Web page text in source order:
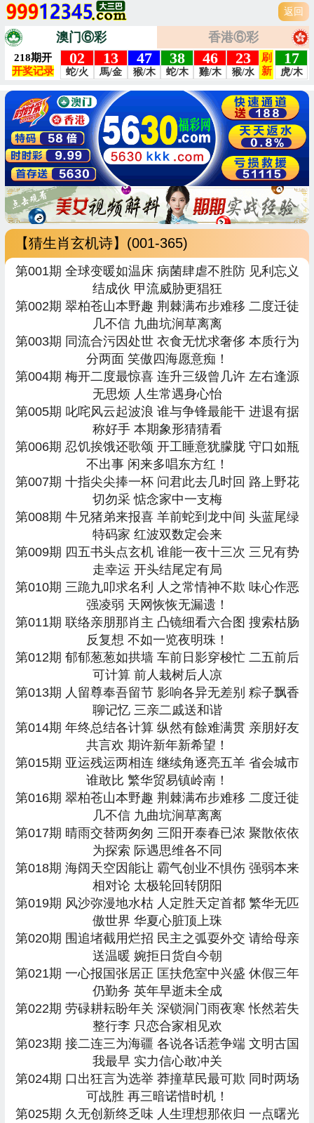
返回
澳门⑥彩 香港⑥彩
【猜生肖玄机诗】(001-365)
第001期 全球变暖如温床 病菌肆虐不胜防 见利忘义
结成伙 甲流威胁更猖狂
第002期 翠柏苍山本野趣 荆棘满布步难移 二度迁徒
几不信 九曲坑涧草离离
第003期 同流合污因处世 衣食无忧求奢侈 本质行为
分两面 笑傲四海愿意痴！
第004期 梅开二度最惊喜 连升三级曾几许 左右逢源
无思烦 人生常遇身心怡
第005期 叱咤风云起波浪 谁与争锋最能干 进退有据
称好手 本期象形猜猜看
第006期 忍饥挨饿还歌颂 开工睡意犹朦胧 守口如瓶
不出事 闲来多唱东方红！
第007期 十指尖尖捧一杯 问君此去几时回 路上野花
切勿采 惦念家中一支梅
第008期 牛兄猪弟来报喜 羊前蛇到龙中间 头蓝尾绿
特码家 红波双数定会来
第009期 四五书头点玄机 谁能一夜十三次 三兄有势
走幸运 开头结尾定有局
第010期 三跪九叩求名利 人之常情神不欺 味心作恶
强凌弱 天网恢恢无漏遗！
第011期 联络亲朋那肖主 凸镜细看六合图 搜索枯肠
反复想 不如一览夜明珠！
第012期 郁郁葱葱如拱墙 车前日影穿梭忙 二五前后
可计算 前人栽树后人凉
第013期 人留尊奉吾留节 影响各异无差别 粽子飘香
聊记忆 三亲二戚送和谐
第014期 年终总结各计算 纵然有餘难满贯 亲朋好友
共言欢 期许新年新希望！
第015期 亚运残运两相连 继续角逐亮五羊 省会城市
谁敢比 繁华贸易镇岭南！
第016期 翠柏苍山本野趣 荆棘满布步难移 二度迁徙
几不信 九曲坑涧草离离
第017期 晴雨交替两匆匆 三阳开泰春已浓 聚散依依
为探索 际遇思维各不同
第018期 海阔天空因能让 霸气创业不惧伤 强弱本来
相对论 太极轮回转阴阳
第019期 风沙弥漫地水枯 人定胜天定首都 繁华无匹
傲世界 华夏心脏顶上珠
第020期 围追堵截用烂招 民主之弧耍外交 请给母亲
送温暖 婉拒日货自今朝
第021期 一心报国张居正 匡扶危室中兴盛 休假三年
仍勤务 英年早逝未全成
第022期 劳碌耕耘盼年关 深锁洞门雨夜寒 怅然若失
整行李 只恋合家相见欢
第023期 接二连三为海疆 各说各话惹争端 文明古国
我最早 实力信心敢冲关
第024期 口出狂言为选举 莽撞草民最可欺 同时两场
可战胜 再三暗诺惜时机！
第025期 久无创新终乏味 人生理想那依归 一点曙光